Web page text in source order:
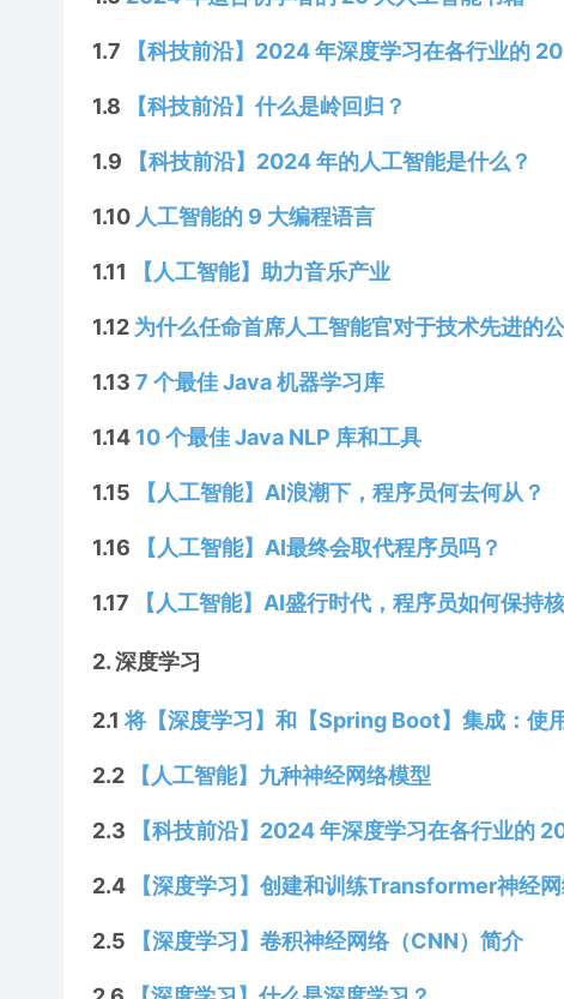
1.7 【科技前沿】2024 年深度学习在各行业的
1.8 【科技前沿】什么是岭回归？
1.9 【科技前沿】2024 年的人工智能是什么？
1.10 人工智能的 9 大编程语言
1.11 【人工智能】助力音乐产业
1.12 为什么任命首席人工智能官对于技术先进的
1.13 7 个最佳 Java 机器学习库
1.14 10 个最佳 Java NLP 库和工具
1.15 【人工智能】AI浪潮下，程序员何去何从？
1.16 【人工智能】AI最终会取代程序员吗？
1.17 【人工智能】AI盛行时代，程序员如何保持
2. 深度学习
2.1 将【深度学习】和【Spring Boot】集成：使
2.2 【人工智能】九种神经网络模型
2.3 【科技前沿】2024 年深度学习在各行业的
2.4 【深度学习】创建和训练Transformer神经
2.5 【深度学习】卷积神经网络（CNN）简介